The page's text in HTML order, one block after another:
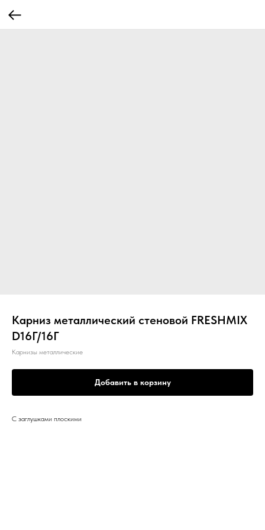
Карниз металлический стеновой FRESHMIX
D16Г/16Г
Карнизы металлические
Добавить в корзину
С заглушками плоскими